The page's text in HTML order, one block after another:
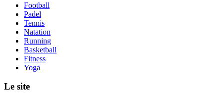
Football
Padel
Tennis
Natation
Running
Basketball
Fitness
Yoga
Le site